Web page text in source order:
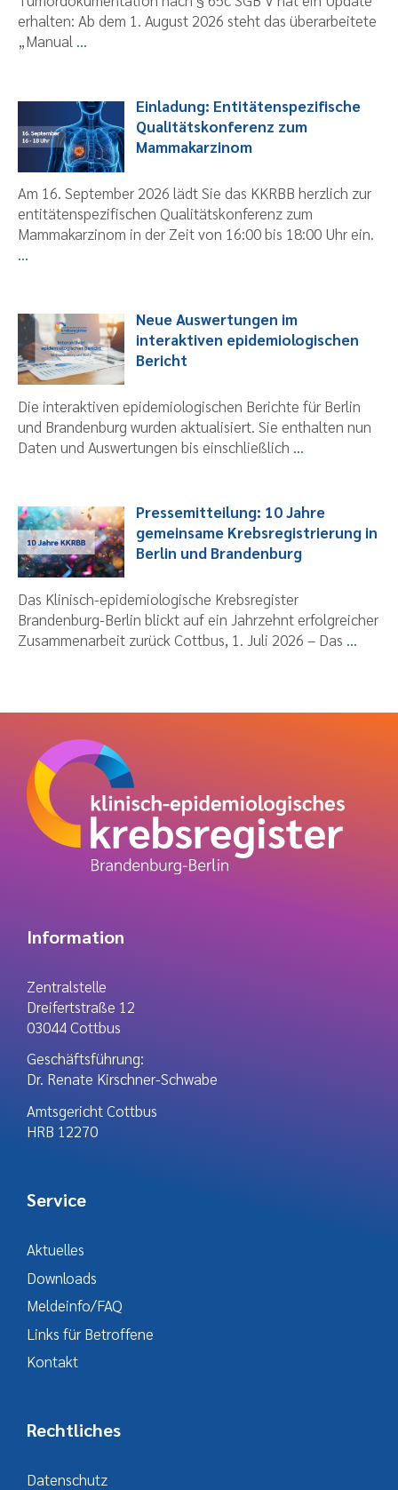
erhalten: Ab dem 1. August 2026 steht das überarbeitete
„Manual ...
Einladung: Entitätenspezifische
Qualitätskonferenz zum
Mammakarzinom
Am 16. September 2026 lädt Sie das KKRBB herzlich zur
entitätenspezifischen Qualitätskonferenz zum
Mammakarzinom in der Zeit von 16:00 bis 18:00 Uhr ein.
...
Neue Auswertungen im
interaktiven epidemiologischen
Bericht
Die interaktiven epidemiologischen Berichte für Berlin
und Brandenburg wurden aktualisiert. Sie enthalten nun
Daten und Auswertungen bis einschließlich ...
Pressemitteilung: 10 Jahre
gemeinsame Krebsregistrierung in
Berlin und Brandenburg
Das Klinisch-epidemiologische Krebsregister
Brandenburg-Berlin blickt auf ein Jahrzehnt erfolgreicher
Zusammenarbeit zurück Cottbus, 1. Juli 2026 – Das ...
Information
Zentralstelle
Dreifertstraße 12
03044 Cottbus
Geschäftsführung:
Dr. Renate Kirschner-Schwabe
Amtsgericht Cottbus
HRB 12270
Service
Aktuelles
Downloads
Meldeinfo/FAQ
Links für Betroffene
Kontakt
Rechtliches
Datenschutz